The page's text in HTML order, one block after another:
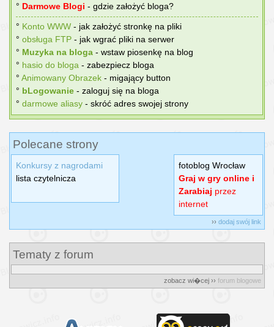
° Darmowe Blogi - gdzie założyć bloga?
° Konto WWW - jak założyć stronkę na pliki
° obsługa FTP - jak wgrać pliki na serwer
° Muzyka na bloga - wstaw piosenkę na blog
° hasіo do bloga - zabezpiecz bloga
° Animowany Obrazek - migający button
° bLogowanie - zaloguj się na bloga
° darmowe aliasy - skróć adres swojej strony
Polecane strony
Konkursy z nagrodami
lista czytelnicza
fotoblog Wrocław
Graj w gry online i
Zarabiaj przez
internet
›› dodaj swój link
Tematy z forum
zobacz wi�cej ›› forum blogowe